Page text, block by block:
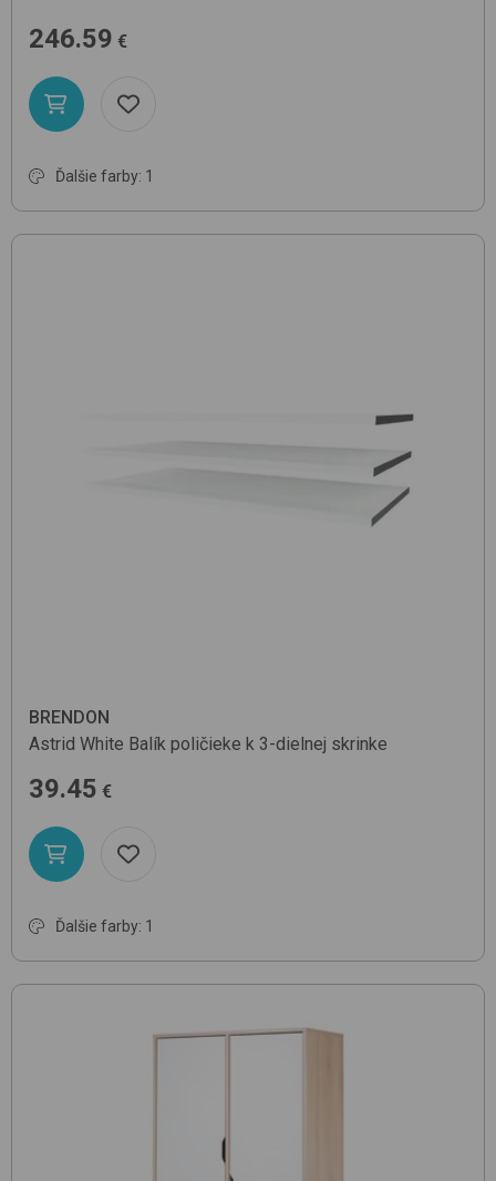
246.59 €
Ďalšie farby: 1
BRENDON
Astrid White Balík poličieke k 3-dielnej skrinke
39.45 €
Ďalšie farby: 1